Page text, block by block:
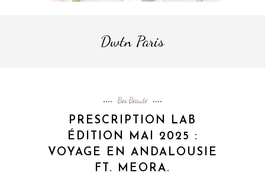
Dwtn Paris
Box Beauté
PRESCRIPTION LAB
ÉDITION MAI 2025 :
VOYAGE EN ANDALOUSIE
FT. MEORA.